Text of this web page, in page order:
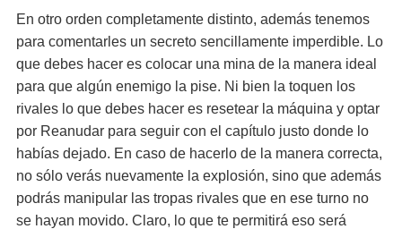
En otro orden completamente distinto, además tenemos
para comentarles un secreto sencillamente imperdible. Lo
que debes hacer es colocar una mina de la manera ideal
para que algún enemigo la pise. Ni bien la toquen los
rivales lo que debes hacer es resetear la máquina y optar
por Reanudar para seguir con el capítulo justo donde lo
habías dejado. En caso de hacerlo de la manera correcta,
no sólo verás nuevamente la explosión, sino que además
podrás manipular las tropas rivales que en ese turno no
se hayan movido. Claro, lo que te permitirá eso será